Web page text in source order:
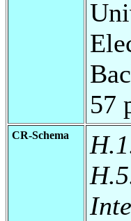
57
CR-Schema